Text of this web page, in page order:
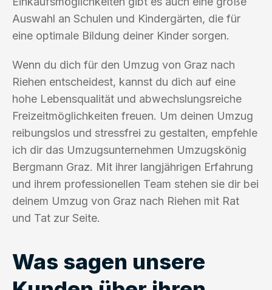
Auswahl an Schulen und Kindergärten, die für
eine optimale Bildung deiner Kinder sorgen.
Wenn du dich für den Umzug von Graz nach
Riehen entscheidest, kannst du dich auf eine
hohe Lebensqualität und abwechslungsreiche
Freizeitmöglichkeiten freuen. Um deinen Umzug
reibungslos und stressfrei zu gestalten, empfehle
ich dir das Umzugsunternehmen Umzugskönig
Bergmann Graz. Mit ihrer langjährigen Erfahrung
und ihrem professionellen Team stehen sie dir bei
deinem Umzug von Graz nach Riehen mit Rat
und Tat zur Seite.
Was sagen unsere